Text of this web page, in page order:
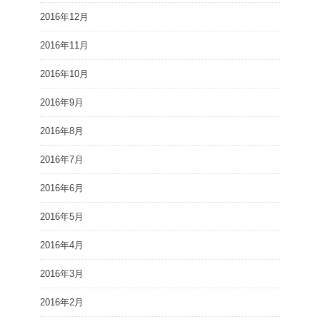
2016年12月
2016年11月
2016年10月
2016年9月
2016年8月
2016年7月
2016年6月
2016年5月
2016年4月
2016年3月
2016年2月